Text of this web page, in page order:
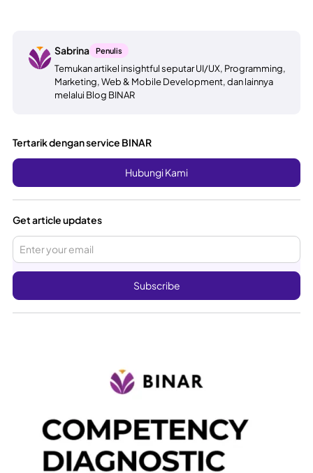
Sabrina Penulis
Temukan artikel insightful seputar UI/UX, Programming,
Marketing, Web & Mobile Development, dan lainnya
melalui Blog BINAR
Tertarik dengan service BINAR
Hubungi Kami
Get article updates